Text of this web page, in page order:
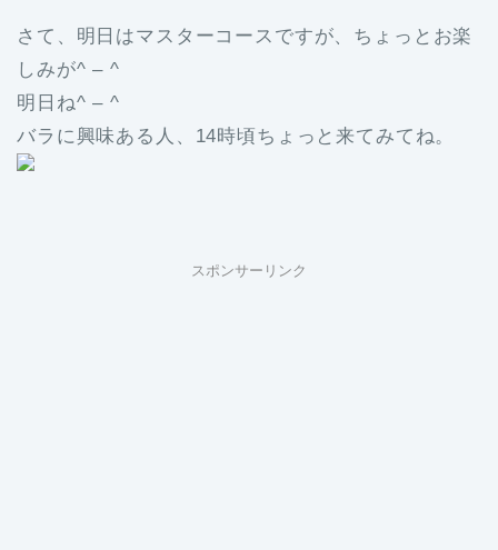
さて、明日はマスターコースですが、ちょっとお楽
しみが^ – ^
明日ね^ – ^
バラに興味ある人、14時頃ちょっと来てみてね。
スポンサーリンク